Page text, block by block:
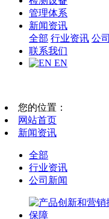
管理体系
新闻资讯
全部 行业资讯 公
联系我们
EN
您的位置：
网站首页
新闻资讯
全部
行业资讯
公司新闻